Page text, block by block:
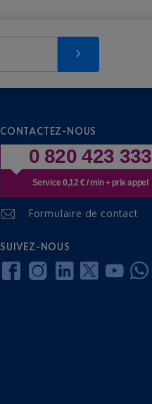
CONTACTEZ-NOUS
0 820 423 333
Service 0,12 € / min + prix appel
Formulaire de contact
SUIVEZ-NOUS